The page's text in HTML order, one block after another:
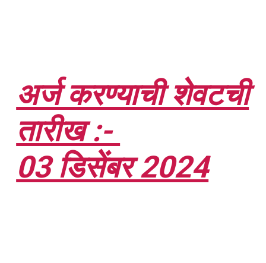
अर्ज करण्याची शेवटची
तारीख :-
03 डिसेंबर 2024